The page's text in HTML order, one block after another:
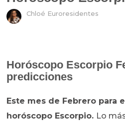
Chloé Euroresidentes
Horóscopo Escorpio
predicciones
Este mes de Febrero para el
horóscopo Escorpio. Lo